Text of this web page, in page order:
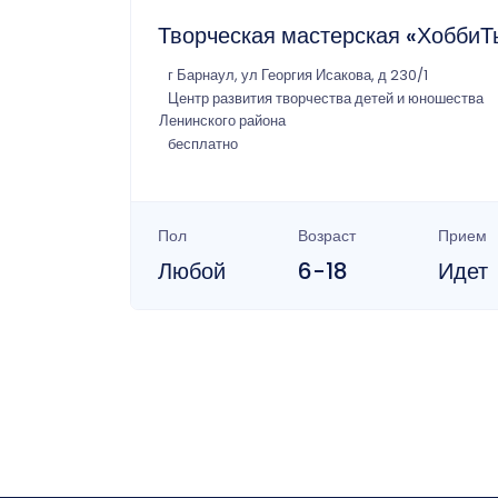
Творческая мастерская
г Барнаул, ул Георгия Исакова, д 230/1
Центр развития творчества детей и юношества
Ленинского района
бесплатно
Пол
Любой
Возраст
6-18
Прием
Идет